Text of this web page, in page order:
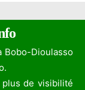
Bobo-Dioulasso
de visibilité